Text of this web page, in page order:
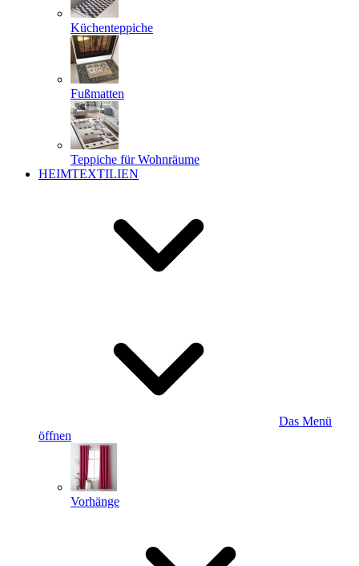
Küchenteppiche
Fußmatten
Teppiche für Wohnräume
HEIMTEXTILIEN
Das Menü
öffnen
Vorhänge